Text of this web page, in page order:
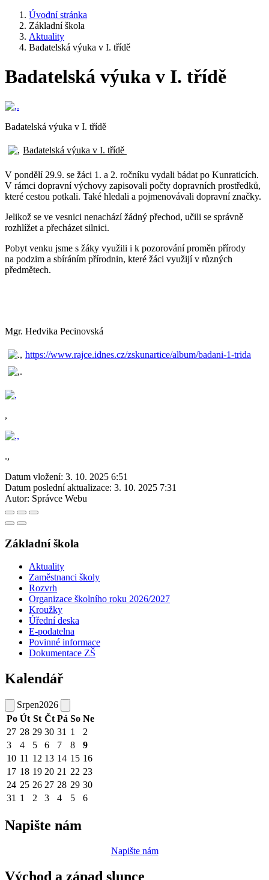
Úvodní stránka
Základní škola
Aktuality
Badatelská výuka v I. třídě
Badatelská výuka v I. třídě
Badatelská výuka v I. třídě
Badatelská výuka v I. třídě
V pondělí 29.9. se žáci 1. a 2. ročníku vydali bádat po Kunraticích.
V rámci dopravní výchovy zapisovali počty dopravních prostředků,
které cestou potkali. Také hledali a pojmenovávali dopravní značky.
Jelikož se ve vesnici nenachází žádný přechod, učili se správně
rozhlížet a přecházet silnici.
Pobyt venku jsme s žáky využili i k pozorování proměn přírody
na podzim a sbíráním přírodnin, které žáci využijí v různých
předmětech.
Mgr. Hedvika Pecinovská
https://www.rajce.idnes.cz/zskunartice/album/badani-1-trida
,
.,
Datum vložení: 3. 10. 2025 6:51
Datum poslední aktualizace: 3. 10. 2025 7:31
Autor: Správce Webu
Základní škola
Aktuality
Zaměstnanci školy
Rozvrh
Organizace školního roku 2026/2027
Kroužky
Úřední deska
E-podatelna
Povinné informace
Dokumentace ZŠ
Kalendář
Srpen2026
Po Út St Čt Pá So Ne
27 28 29 30 31 1
2
3
4 5 6 7 8
9
10 11 12 13 14 15 16
17 18 19 20 21 22 23
24 25 26 27 28 29 30
31 1 2 3 4 5 6
Napište nám
Napište nám
Východ a západ slunce